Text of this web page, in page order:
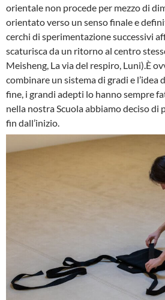
orientale non procede per mezzo di
orientato verso un senso finale e
cerchi di sperimentazione successivi
scaturisca da un ritorno al centro
Meisheng, La via del respiro, Luni).È
combinare un sistema di gradi e l’idea
fine, i grandi adepti lo hanno sempre
nella nostra Scuola abbiamo deciso di
fin dall’inizio.